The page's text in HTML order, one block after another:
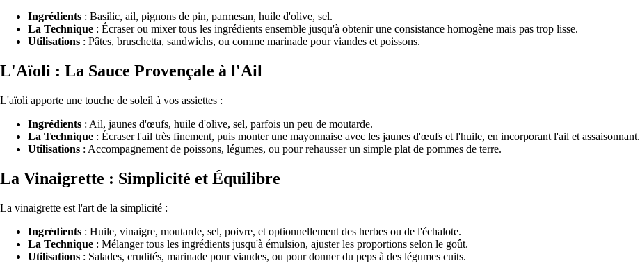
Ingrédients : Basilic, ail, pignons de pin, parmesan, huile d'olive, sel.
La Technique : Écraser ou mixer tous les ingrédients ensemble jusqu'à obtenir une consistance homogène mais pas trop lisse.
Utilisations : Pâtes, bruschetta, sandwichs, ou comme marinade pour viandes et poissons.
L'Aïoli : La Sauce Provençale à l'Ail
L'aïoli apporte une touche de soleil à vos assiettes :
Ingrédients : Ail, jaunes d'œufs, huile d'olive, sel, parfois un peu de moutarde.
La Technique : Écraser l'ail très finement, puis monter une mayonnaise avec les jaunes d'œufs et l'huile, en incorporant l'ail et assaisonnant.
Utilisations : Accompagnement de poissons, légumes, ou pour rehausser un simple plat de pommes de terre.
La Vinaigrette : Simplicité et Équilibre
La vinaigrette est l'art de la simplicité :
Ingrédients : Huile, vinaigre, moutarde, sel, poivre, et optionnellement des herbes ou de l'échalote.
La Technique : Mélanger tous les ingrédients jusqu'à émulsion, ajuster les proportions selon le goût.
Utilisations : Salades, crudités, marinade pour viandes, ou pour donner du peps à des légumes cuits.